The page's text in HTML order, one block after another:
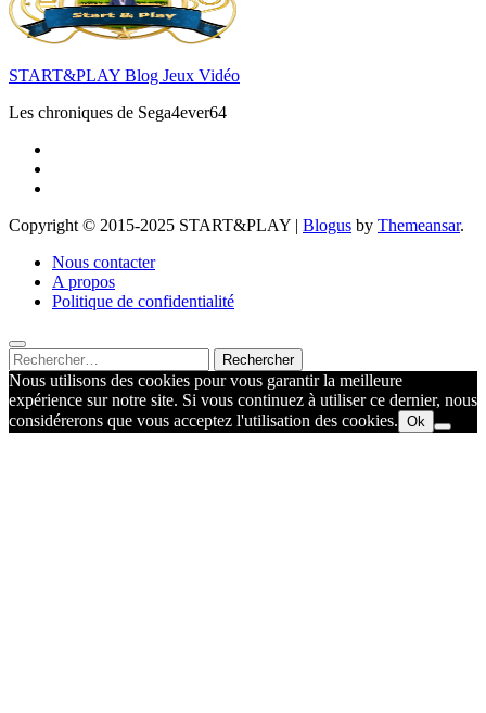
START&PLAY Blog Jeux Vidéo
Les chroniques de Sega4ever64
Copyright © 2015-2025 START&PLAY | Blogus by Themeansar.
Nous contacter
A propos
Politique de confidentialité
Rechercher :
Nous utilisons des cookies pour vous garantir la meilleure
expérience sur notre site. Si vous continuez à utiliser ce dernier, nous
considérerons que vous acceptez l'utilisation des cookies. Ok